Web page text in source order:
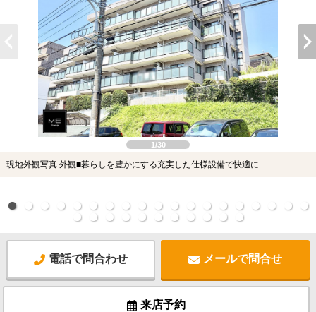
1/30
現地外観写真 外観■暮らしを豊かにする充実した仕様設備で快適に
電話で問合わせ メールで問合せ
来店予約